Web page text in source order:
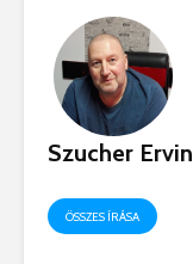
Szucher Ervin
ÖSSZES ÍRÁSA